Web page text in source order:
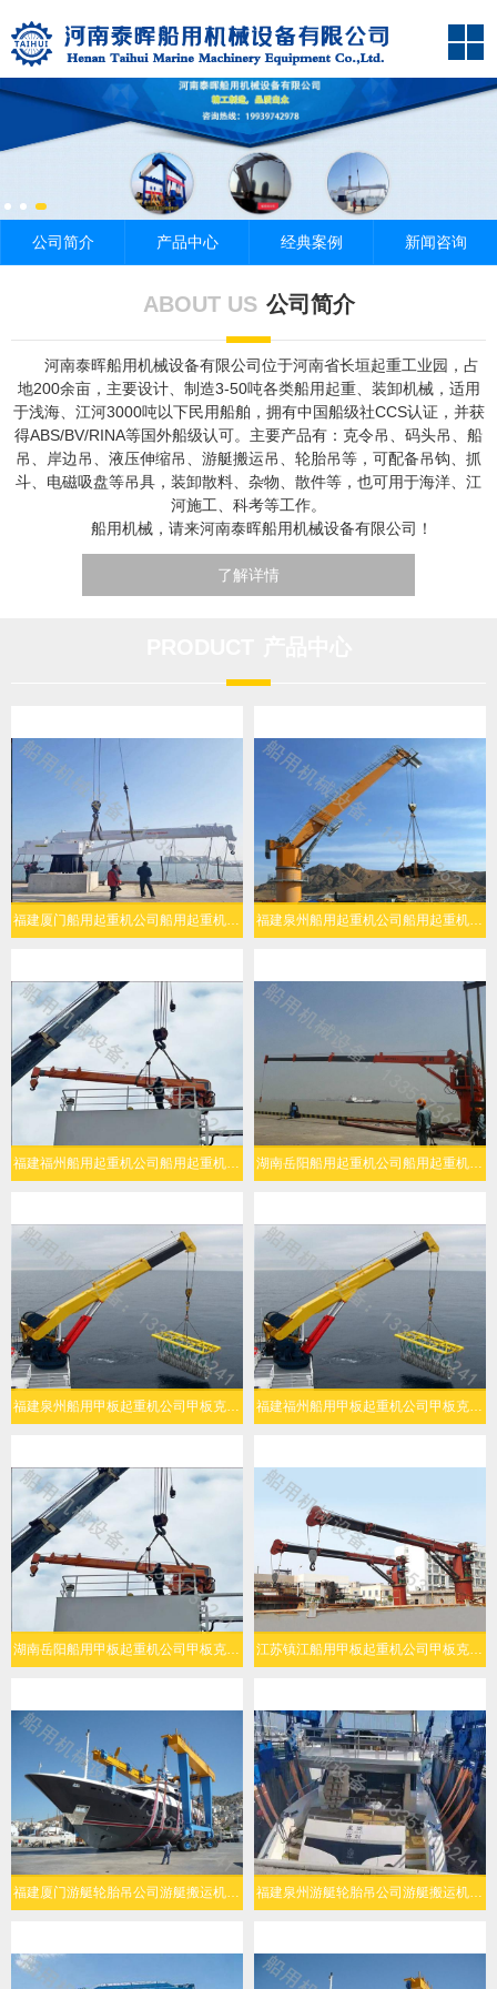
公司简介 产品中心 经典案例 新闻咨询
ABOUT US 公司简介
河南泰晖船用机械设备有限公司位于河南省长垣起重工业园，占
地200余亩，主要设计、制造3-50吨各类船用起重、装卸机械，适用
于浅海、江河3000吨以下民用船舶，拥有中国船级社CCS认证，并获
得ABS/BV/RINA等国外船级认可。主要产品有：克令吊、码头吊、船
吊、岸边吊、液压伸缩吊、游艇搬运吊、轮胎吊等，可配备吊钩、抓
斗、电磁吸盘等吊具，装卸散料、杂物、散件等，也可用于海洋、江
河施工、科考等工作。
船用机械，请来河南泰晖船用机械设备有限公司！
了解详情
福建厦门船用起重机公司船用起重机人机协同简易操作 福建泉州船用起重机公司船用起重机复杂海况稳定作业
福建福州船用起重机公司船用起重机多场景灵活适配 湖南岳阳船用起重机公司船用起重机高效作业
福建泉州船用甲板起重机公司甲板克令吊安全性高 福建福州船用甲板起重机公司甲板克令吊工作效率高
湖南岳阳船用甲板起重机公司甲板克令吊起升能力强 江苏镇江船用甲板起重机公司甲板克令吊操作灵活
福建厦门游艇轮胎吊公司游艇搬运机灵活转向 福建泉州游艇轮胎吊公司游艇搬运机结构可靠